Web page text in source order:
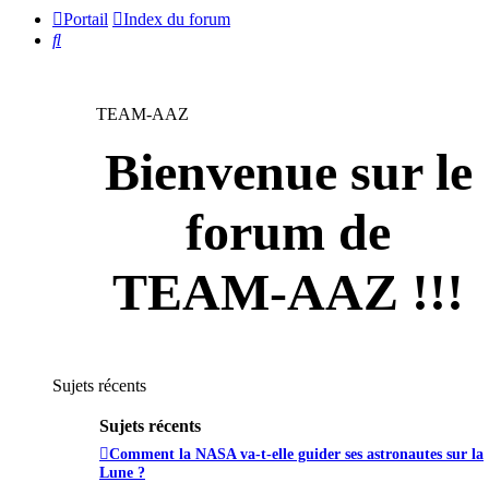
Portail
Index du forum
Rechercher
TEAM-AAZ
Bienvenue sur le
forum de
TEAM-AAZ !!!
Sujets récents
Sujets récents
Comment la NASA va-t-elle guider ses astronautes sur la
Lune ?